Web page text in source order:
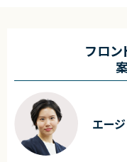
現状の開発プロセス・課題
AI活用方針・開発プロセス
AIを活用した設計・実装・
提案
2. 導入・伴走支援
開発チームへの伴走支援
AIツール（Cursor、Claude
用支援
必要に応じたワークショッ
フロン
エー